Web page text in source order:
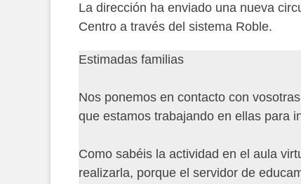
La dirección ha enviado una nueva
Centro a través del sistema Roble.
Estimadas familias
Nos ponemos en contacto con
que estamos trabajando en ellas para
Como sabéis la actividad en el aula
realizarla, porque el servidor de